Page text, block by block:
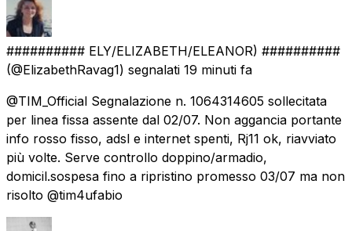
########## ELY/ELIZABETH/ELEANOR) ##########
(@ElizabethRavag1) segnalati 19 minuti fa
@TIM_Official Segnalazione n. 1064314605 sollecitata
per linea fissa assente dal 02/07. Non aggancia portante
info rosso fisso, adsl e internet spenti, Rj11 ok, riavviato
più volte. Serve controllo doppino/armadio,
domicil.sospesa fino a ripristino promesso 03/07 ma non
risolto @tim4ufabio